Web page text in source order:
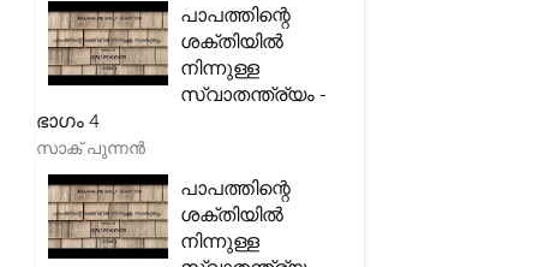
പാപത്തിന്റെ
ശക്തിയിൽ
നിന്നുള്ള
സ്വാതന്ത്ര്യം -
ഭാഗം 4
സാക് പുന്നൻ
പാപത്തിന്റെ
ശക്തിയിൽ
നിന്നുള്ള